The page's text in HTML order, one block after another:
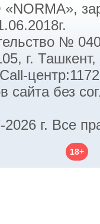
№
г.
сайта без
г. Все
18+